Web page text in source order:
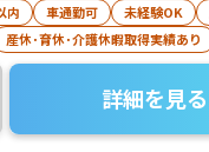
内 車通勤可 未経験OK
産休･育休･介護休暇取得実績あり
詳細を見る